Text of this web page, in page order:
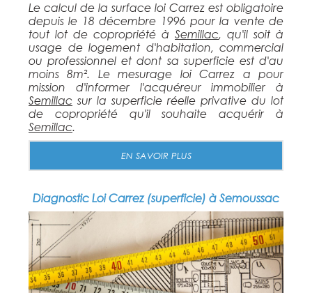
Le calcul de la surface loi Carrez est obligatoire
depuis le 18 décembre 1996 pour la vente de
tout lot de copropriété à Semillac, qu'il soit à
usage de logement d'habitation, commercial
ou professionnel et dont sa superficie est d'au
moins 8m². Le mesurage loi Carrez a pour
mission d'informer l'acquéreur immobilier à
Semillac sur la superficie réelle privative du lot
de copropriété qu'il souhaite acquérir à
Semillac.
EN SAVOIR PLUS
Diagnostic Loi Carrez (superficie) à Semoussac